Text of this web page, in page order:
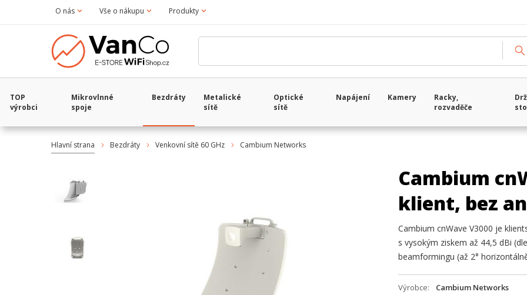
O nás Vše o nákupu Produkty
TOP
výrobci
Mikrovlnné
spoje
Bezdráty
Metalické
sítě
Optické
sítě
Napájení Kamery
Racky,
rozvaděče
Hlavní strana Bezdráty Venkovní sítě 60 GHz Cambium Networks
Cambium
klient, bez
Cambium cnWave V3000 je
s vysokým ziskem až 44,5 dBi
beamformingu (až 2°
Výrobce Cambium Networks